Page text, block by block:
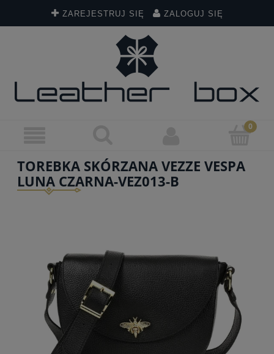
ZAREJESTRUJ SIĘ ZALOGUJ SIĘ
TOREBKA SKÓRZANA VEZZE VESPA
LUNA CZARNA-VEZ013-B